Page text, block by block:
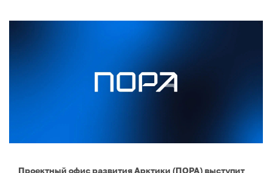
Проектный офис развития Арктики (ПОРА) выступит